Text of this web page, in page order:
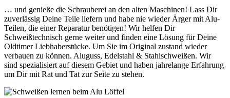
… und genieße die Schrauberei an den alten Maschinen! Lass Dir
zuverlässig Deine Teile liefern und habe nie wieder Ärger mit Alu-
Teilen, die einer Reparatur benötigen! Wir helfen Dir
Schweißtechnisch gerne weiter und finden eine Lösung für Deine
Oldtimer Liebhaberstücke. Um Sie im Original zustand wieder
verbauen zu können. Aluguss, Edelstahl & Stahlschweißen. Wir
sind spezialisiert auf diesem Gebiet und haben jahrelange Erfahrung
um Dir mit Rat und Tat zur Seite zu stehen.